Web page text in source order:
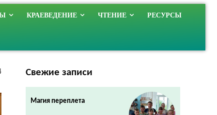
КРАЕВЕДЕНИЕ ЧТЕНИЕ РЕСУРСЫ
Свежие записи
Магия переплета